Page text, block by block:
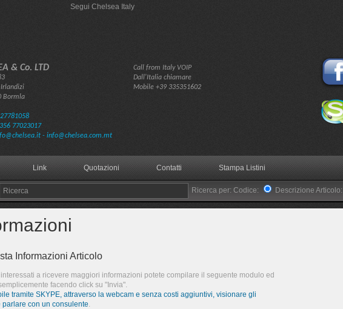
Segui Chelsea Italy
& Co. LTD
Bormla
77023017
- info@chelsea.com.mt
Call from Italy VOIP
Dall'Italia chiamare
Mobile +39 335351602
Link Quotazioni Contatti Stampa Listini
Ricerca per: Codice: Descrizione Articolo:
Informazioni Articolo
a ricevere maggiori informazioni potete compilare il seguente modulo ed
facendo click su "Invia".
tramite SKYPE, attraverso la webcam e senza costi aggiuntivi, visionare gli
parlare con un consulente.